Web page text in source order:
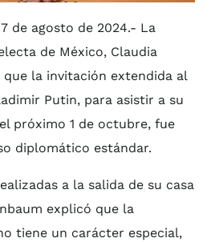
de agosto de 2024.- La
de México, Claudia
que la invitación extendida al
Putin, para asistir a su
próximo 1 de octubre, fue
diplomático estándar.
a la salida de su casa
explicó que la
tiene un carácter especial,